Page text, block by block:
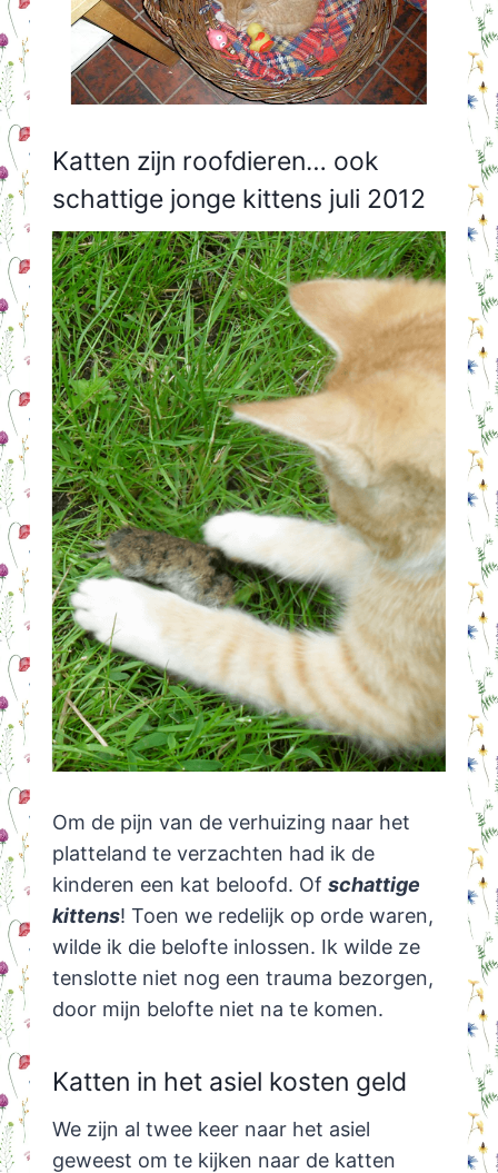
Katten zijn roofdieren… ook
schattige jonge kittens juli 2012
Om de pijn van de verhuizing naar het
platteland te verzachten had ik de
kinderen een kat beloofd. Of schattige
kittens! Toen we redelijk op orde waren,
wilde ik die belofte inlossen. Ik wilde ze
tenslotte niet nog een trauma bezorgen,
door mijn belofte niet na te komen.
Katten in het asiel kosten geld
We zijn al twee keer naar het asiel
geweest om te kijken naar de katten